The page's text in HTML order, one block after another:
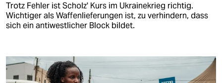
Trotz Fehler ist Scholz' Kurs im Ukrainekrieg richtig.
Wichtiger als Waffenlieferungen ist, zu verhindern, dass
sich ein antiwestlicher Block bildet.